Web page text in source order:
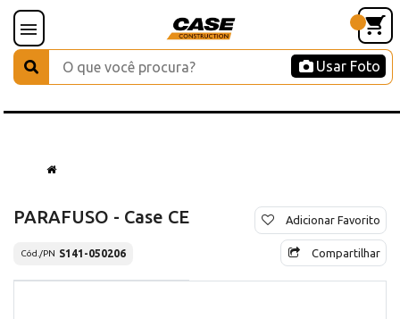
Usar Foto
PARAFUSO - Case CE
Cód./PN S141-050206
Adicionar Favorito
Compartilhar